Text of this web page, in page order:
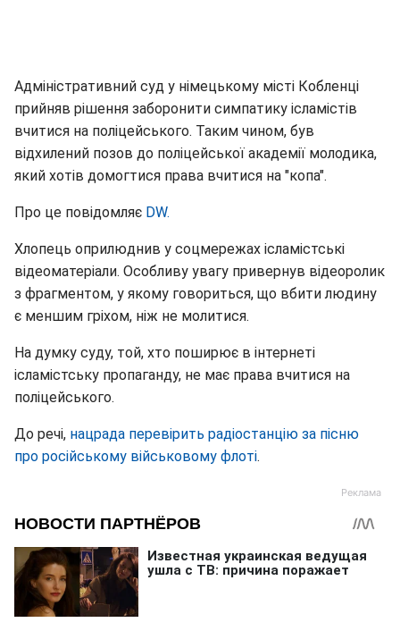
Адміністративний суд у німецькому місті Кобленці
прийняв рішення заборонити симпатику ісламістів
вчитися на поліцейського. Таким чином, був
відхилений позов до поліцейської академії молодика,
який хотів домогтися права вчитися на "копа".
Про це повідомляє DW.
Хлопець оприлюднив у соцмережах ісламістські
відеоматеріали. Особливу увагу привернув відеоролик
з фрагментом, у якому говориться, що вбити людину
є меншим гріхом, ніж не молитися.
На думку суду, той, хто поширює в інтернеті
ісламістську пропаганду, не має права вчитися на
поліцейського.
До речі, нацрада перевірить радіостанцію за пісню
про російському військовому флоті.